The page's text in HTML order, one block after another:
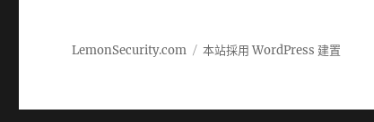
LemonSecurity.com 本站採用 WordPress 建置